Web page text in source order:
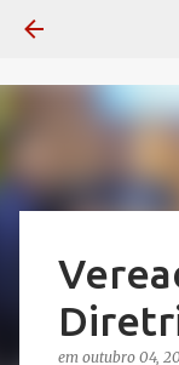
em outubro 04,